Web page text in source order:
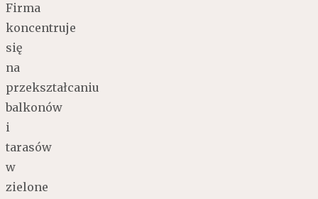
Firma
koncentruje
się
na
przekształcaniu
balkonów
i
tarasów
w
zielone